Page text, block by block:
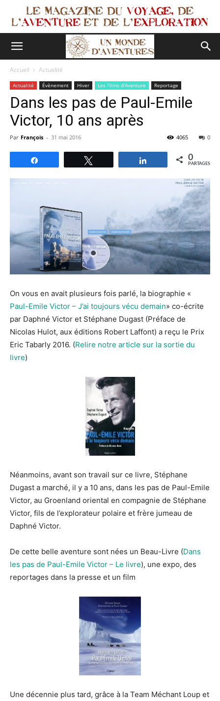
Accueil Actualité
Actualité Évènement Hiver Les Films d'Aventure Reportage
Dans les pas de Paul-Emile
Victor, 10 ans après
Par François - 31 mai 2016 0
4065
Partagez 0
PARTAGES
On vous en avait plusieurs fois parlé, la biographie «
Paul-Emile Victor – J’ai toujours vécu demain» co-écrite
par Daphné Victor et Stéphane Dugast (Préface de
Nicolas Hulot, aux éditions Robert Laffont) a reçu le Prix
Eric Tabarly 2016. (Relire notre article sur la sortie du
livre)
Néanmoins, avant son travail sur ce livre, Stéphane
Dugast a marché, il y a 10 ans, dans les pas de Paul-Emile
Victor, au Groenland oriental en compagnie de Stéphane
Victor, fils de l’explorateur polaire et frère jumeau de
Daphné Victor.
De cette belle aventure sont nées un Beau-Livre (Dans
les pas de Paul-Emile Victor – Le livre), une expo, des
reportages dans la presse et un film
Une décennie plus tard, grâce à la Team Méchant Loup et